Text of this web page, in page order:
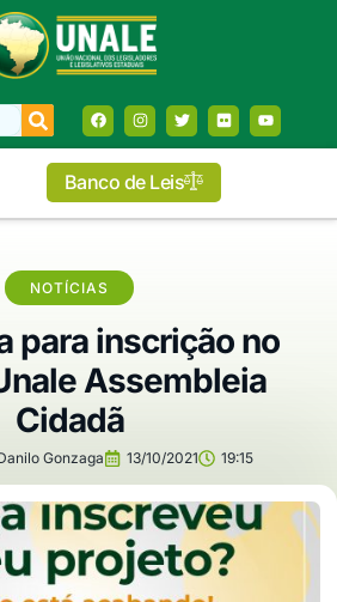
Banco de Leis
NOTÍCIAS
para inscrição no
Assembleia
Cidadã
Gonzaga 13/10/2021 19:15